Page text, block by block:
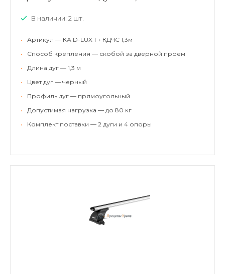
В наличии: 2 шт.
•
Артикул — КА D-LUX 1 + КДЧС 1,3м
•
Способ крепления — скобой за дверной проем
•
Длина дуг — 1,3 м
•
Цвет дуг — черный
•
Профиль дуг — прямоугольный
•
Допустимая нагрузка — до 80 кг
•
Комплект поставки — 2 дуги и 4 опоры